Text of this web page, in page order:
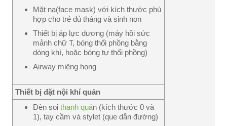
Mặt nạ(face mask) với kích thước phù
hợp cho trẻ đủ tháng và sinh non
Thiết bị áp lực dương (máy hồi sức
mảnh chữ T, bóng thổi phồng bằng
dòng khí, hoặc bóng tự thổi phồng)
Airway miệng họng
Thiết bị đặt nội khí quản
Đèn soi thanh quản (kích thước 0 và
1), tay cầm và stylet (que dẫn đường)